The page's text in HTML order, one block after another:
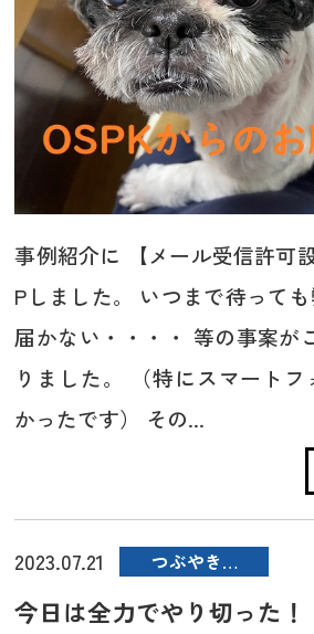
事例紹介に 【メール受信許可
Pしました。 いつまで待って
届かない・・・・ 等の事案が
りました。 （特にスマート
かったです） その...
2023.07.21 つぶやき…
今日は全力でやり切った！